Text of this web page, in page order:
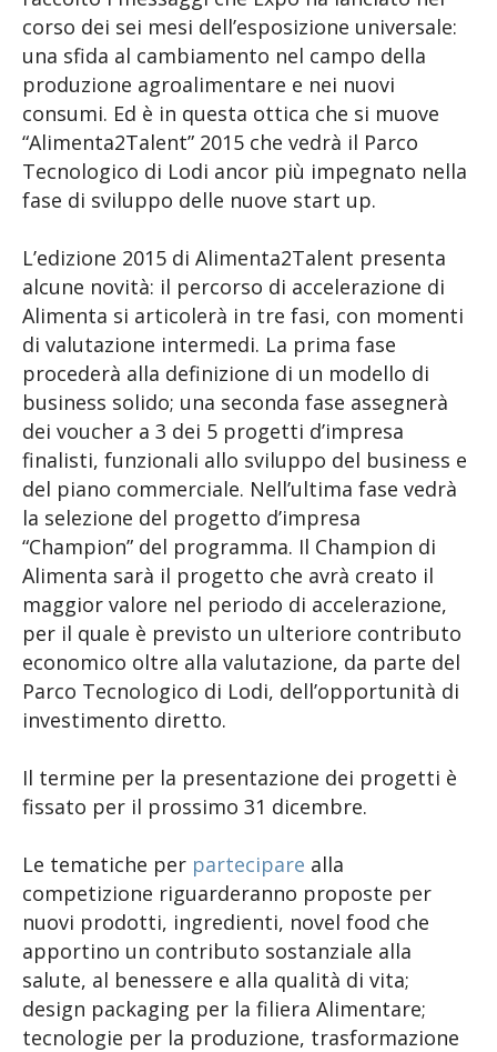
corso dei sei mesi dell’esposizione universale:
una sfida al cambiamento nel campo della
produzione agroalimentare e nei nuovi
consumi. Ed è in questa ottica che si muove
“Alimenta2Talent” 2015 che vedrà il Parco
Tecnologico di Lodi ancor più impegnato nella
fase di sviluppo delle nuove start up.
L’edizione 2015 di Alimenta2Talent presenta
alcune novità: il percorso di accelerazione di
Alimenta si articolerà in tre fasi, con momenti
di valutazione intermedi. La prima fase
procederà alla definizione di un modello di
business solido; una seconda fase assegnerà
dei voucher a 3 dei 5 progetti d’impresa
finalisti, funzionali allo sviluppo del business e
del piano commerciale. Nell’ultima fase vedrà
la selezione del progetto d’impresa
“Champion” del programma. Il Champion di
Alimenta sarà il progetto che avrà creato il
maggior valore nel periodo di accelerazione,
per il quale è previsto un ulteriore contributo
economico oltre alla valutazione, da parte del
Parco Tecnologico di Lodi, dell’opportunità di
investimento diretto.
Il termine per la presentazione dei progetti è
fissato per il prossimo 31 dicembre.
Le tematiche per partecipare alla
competizione riguarderanno proposte per
nuovi prodotti, ingredienti, novel food che
apportino un contributo sostanziale alla
salute, al benessere e alla qualità di vita;
design packaging per la filiera Alimentare;
tecnologie per la produzione, trasformazione